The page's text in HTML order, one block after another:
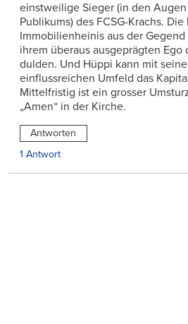
einstweilige Sieger (in den
Publikums) des FCSG-Krachs.
Immobilienheinis aus der
ihrem überaus ausgeprägten Ego
dulden. Und Hüppi kann mit
einflussreichen Umfeld das
Mittelfristig ist ein grosser
„Amen“ in der Kirche.
Antworten
1 Antwort